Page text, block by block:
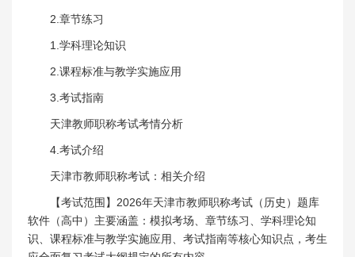
2.章节练习
1.学科理论知识
2.课程标准与教学实施应用
3.考试指南
天津教师职称考试考情分析
4.考试介绍
天津市教师职称考试：相关介绍
【考试范围】2026年天津市教师职称考试（历史）题库
软件（高中）主要涵盖：模拟考场、章节练习、学科理论知
识、课程标准与教学实施应用、考试指南等核心知识点，考生